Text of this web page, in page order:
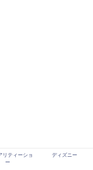
リティーショ
ー
ディズニー